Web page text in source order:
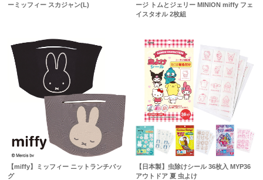
ーミッフィー スカジャン(L)
ージ トムとジェリー MINION miffy フェ
イスタオル 2枚組
【miffy】ミッフィー ニットランチバッ
グ
【日本製】虫除けシール 36枚入 MYP36
アウトドア 夏 虫よけ